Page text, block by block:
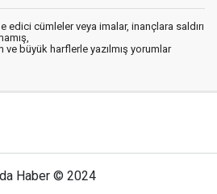
edici cümleler veya imalar, inançlara saldırı
ve büyük harflerle yazılmış yorumlar
Haber © 2024